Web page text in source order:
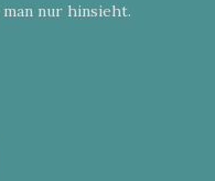
nur hinsieht.